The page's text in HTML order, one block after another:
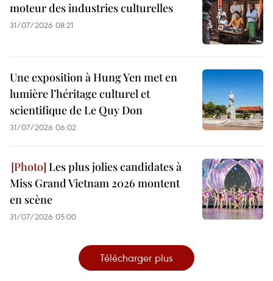
moteur des industries culturelles
31/07/2026 08:21
Une exposition à Hung Yen met en
lumière l’héritage culturel et
scientifique de Le Quy Don
31/07/2026 06:02
Les plus jolies candidates à
Miss Grand Vietnam 2026 montent
en scène
31/07/2026 05:00
Télécharger plus